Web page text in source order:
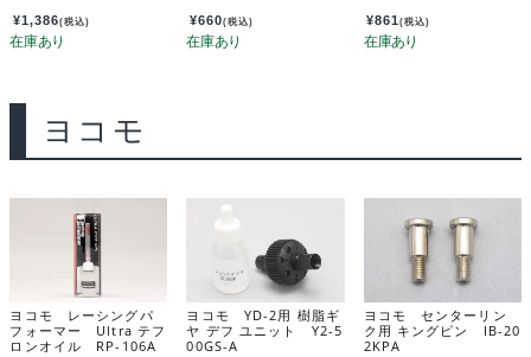
¥1,386(税込) ¥660(税込) ¥861(税込)
ヨコモ
ヨコモ レーシングパ
フォーマー Ultra テフ
ロンオイル RP-106A
ヨコモ YD-2用 樹脂ギ
ヤ デフ ユニット Y2-5
00GS-A
ヨコモ センターリン
ク用 キングピン IB-20
2KPA